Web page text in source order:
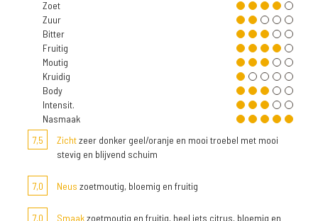
Zoet
Zuur
Bitter
Fruitig
Moutig
Kruidig
Body
Intensit.
Nasmaak
7,5
Zichtzeer donker geel/oranje en mooi troebel met mooi
stevig en blijvend schuim
7,0 Neus zoetmoutig, bloemig en fruitig
7,0 Smaakzoetmoutig en fruitig, heel iets citrus, bloemig en